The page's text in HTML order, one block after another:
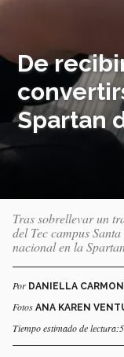
De
Spartan
Tras sobrellevar un
del Tec campus
nacional en la
Por DANIELLA
Fotos ANA KAREN
Tiempo estimado de